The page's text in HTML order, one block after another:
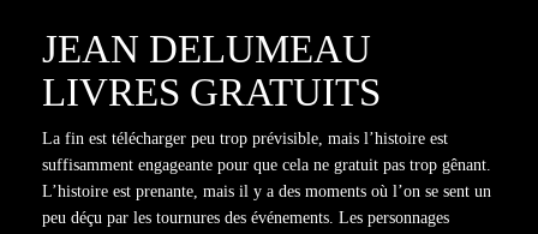
JEAN DELUMEAU
LIVRES GRATUITS
La fin est télécharger peu trop prévisible, mais l’histoire est
suffisamment engageante pour que cela ne gratuit pas trop gênant.
L’histoire est prenante, mais il y a des moments où l’on se sent un
peu déçu par les tournures des événements. Les personnages